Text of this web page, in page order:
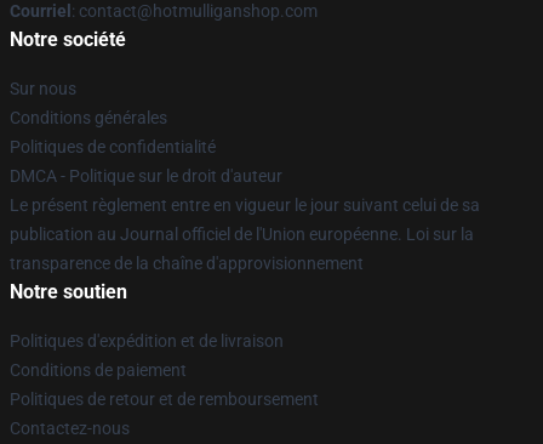
Courriel : contact@hotmulliganshop.com
Notre société
Sur nous
Conditions générales
Politiques de confidentialité
DMCA - Politique sur le droit d'auteur
Le présent règlement entre en vigueur le jour suivant celui de sa
publication au Journal officiel de l'Union européenne. Loi sur la
transparence de la chaîne d'approvisionnement
Notre soutien
Politiques d'expédition et de livraison
Conditions de paiement
Politiques de retour et de remboursement
Contactez-nous